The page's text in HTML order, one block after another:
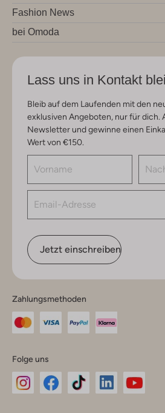
Fashion News
bei Omoda
Lass uns in Kontakt
Bleib auf dem Laufenden mit den
exklusiven Angeboten, nur für dich.
Newsletter und gewinne einen
Wert von €150.
Jetzt einschreiben
Zahlungsmethoden
Folge uns